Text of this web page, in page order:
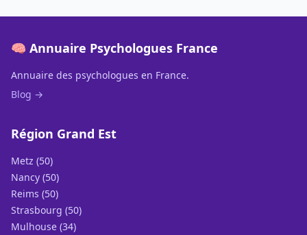
🧠 Annuaire Psychologues France
Annuaire des psychologues en France.
Blog →
Région Grand Est
Metz (50)
Nancy (50)
Reims (50)
Strasbourg (50)
Mulhouse (34)